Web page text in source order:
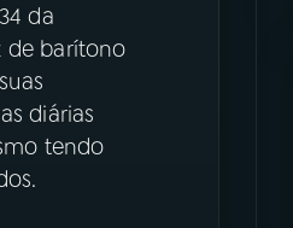
da
de barítono
diárias
tendo